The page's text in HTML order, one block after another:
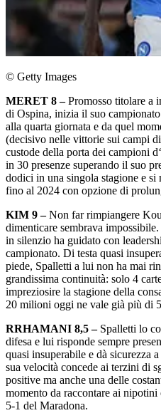
© Getty Images
MERET 8 –Promosso titolare a
di Ospina, inizia il suo
alla quarta giornata e da quel
(decisivo nelle vittorie sui campi
custode della porta dei campioni
in 30 presenze superando il suo
dodici in una singola stagione e
fino al 2024 con opzione di
KIM 9 –Non far rimpiangere
dimenticare sembrava
in silenzio ha guidato con
campionato. Di testa quasi
piede, Spalletti a lui non ha mai
grandissima continuità: solo 4
impreziosire la stagione della
20 milioni oggi ne vale già più di
RRHAMANI 8,5 –Spalletti lo
difesa e lui risponde sempre
quasi insuperabile e dà sicurezza
sua velocità concede ai terzini di
positive ma anche una delle
momento da raccontare ai
5-1 del Maradona.